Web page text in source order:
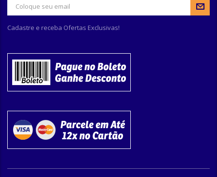
Cadastre e receba Ofertas Exclusivas!